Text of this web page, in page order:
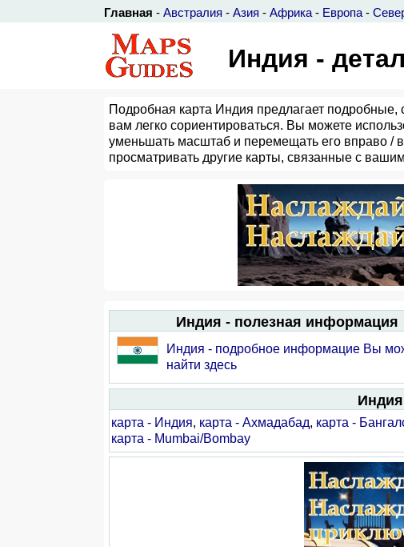
Главная - Австралия - Азия - Африка - Европа -
Индия -
Подробная карта Индия предлагает
вам легко сориентироваться. Вы можете
уменьшать масштаб и перемещать его вправо /
просматривать другие карты, связанные с
Индия - полезная информация
Индия - подробное информацие Вы
найти здесь
карта - Индия, карта - Ахмадабад, карта -
карта - Mumbai/Bombay